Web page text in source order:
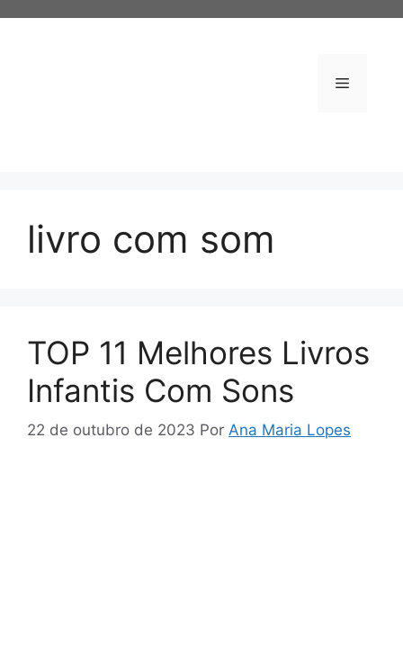
Menu
livro com som
TOP 11 Melhores Livros
Infantis Com Sons
22 de outubro de 2023 Por Ana Maria Lopes